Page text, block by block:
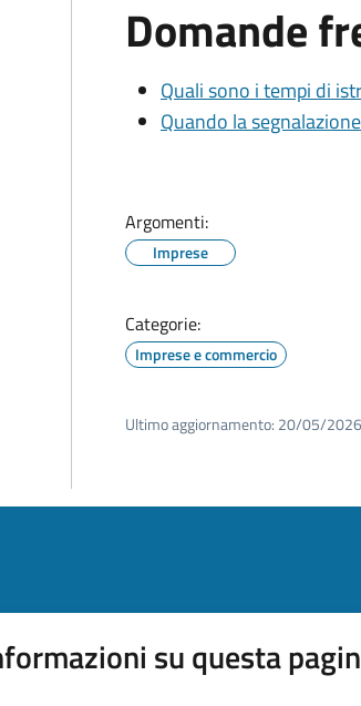
Domande
Quali sono i tempi di
Quando la
Argomenti:
Imprese
Categorie:
Imprese e commercio
Ultimo aggiornamento: 20/05/
su questa